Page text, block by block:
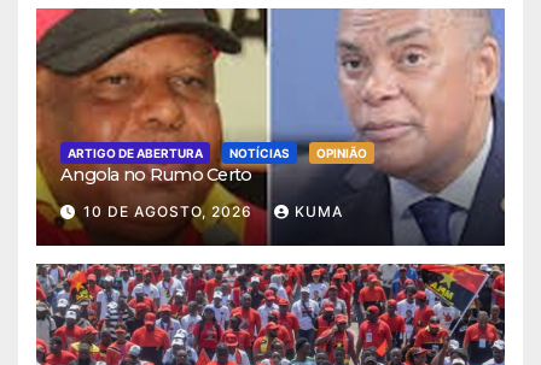
ARTIGO DE ABERTURA NOTÍCIAS OPINIÃO
Angola no Rumo Certo
10 DE AGOSTO, 2026 KUMA